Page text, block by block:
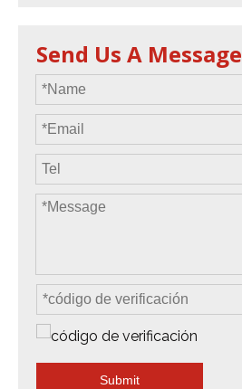
Send Us A Message
Submit